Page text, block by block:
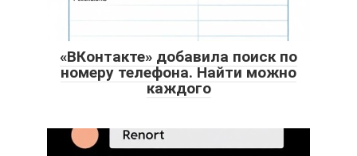
«ВКонтакте» добавила поиск по
номеру телефона. Найти можно
каждого